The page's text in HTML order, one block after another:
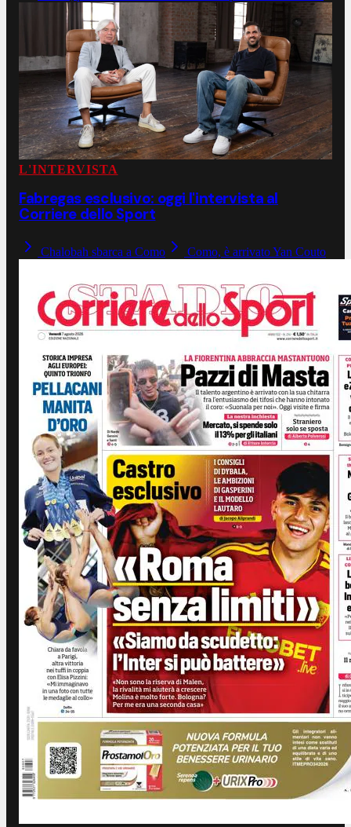
L'INTERVISTA
Fabregas esclusivo: oggi l'intervista al
Corriere dello Sport
Chalobah sbarca a Como Como, è arrivato Yan Couto